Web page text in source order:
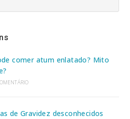
comer atum enlatado? Mito
de Gravidez desconhecidos